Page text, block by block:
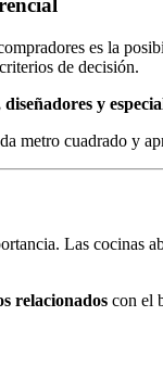
es la
de decisión.
y
metro cuadrado y
Las cocinas
relacionados con el